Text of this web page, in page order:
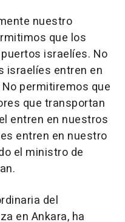
nuestro
que los
israelíes. No
israelíes entren en
permitiremos que
que transportan
entren en nuestros
entren en nuestro
el ministro de
del
en Ankara, ha